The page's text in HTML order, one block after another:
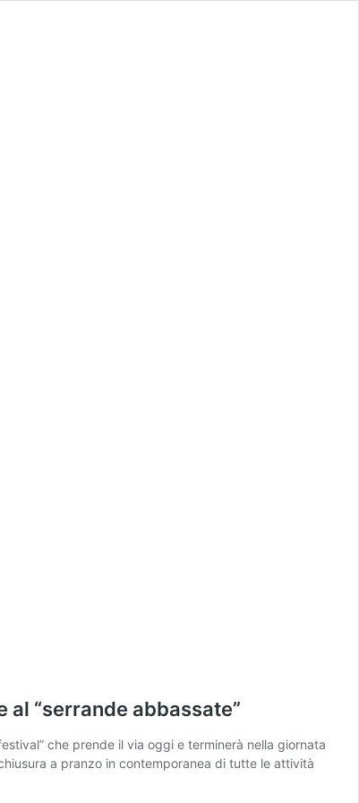
“serrande abbassate”
che prende il via oggi e terminerà nella giornata
a pranzo in contemporanea di tutte le attività